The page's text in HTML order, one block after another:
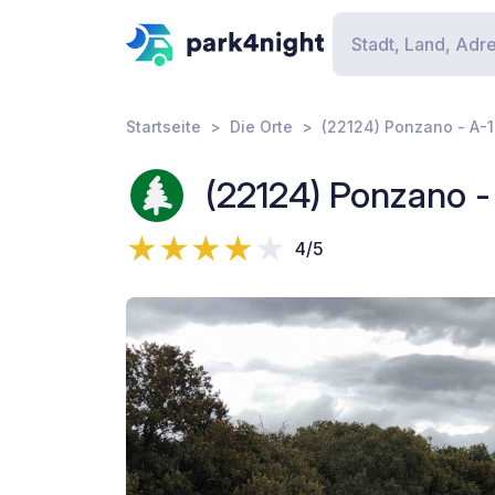
Startseite Die Orte (22124) Ponzano - A-
(22124) Ponzano
4/5